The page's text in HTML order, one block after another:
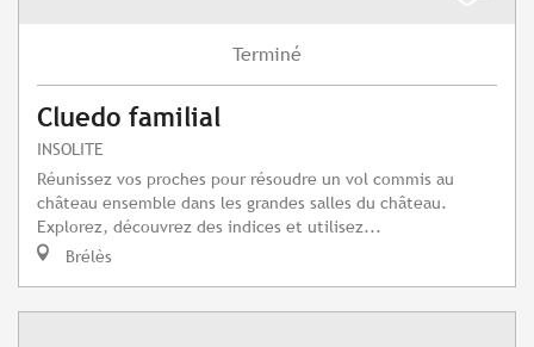
Terminé
Cluedo familial
INSOLITE
Réunissez vos proches pour résoudre un vol commis au
château ensemble dans les grandes salles du château.
Explorez, découvrez des indices et utilisez...
Brélès